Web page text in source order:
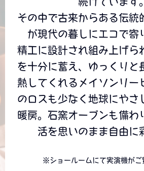
その中で古来からある伝統
が現代の暮しにエコで寄
精工に設計され組み上げら
を十分に蓄え、ゆっくりと
熱してくれるメイソンリー
のロスも少なく地球にやさ
暖房。石窯オーブンも備わ
活を思いのまま自由に
※ショールームにて実演機がご